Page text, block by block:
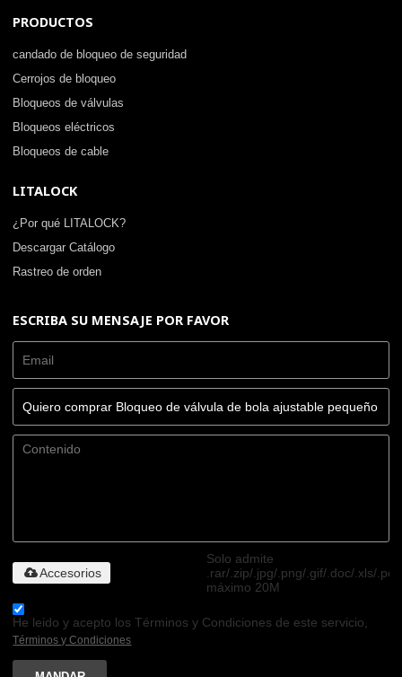
PRODUCTOS
candado de bloqueo de seguridad
Cerrojos de bloqueo
Bloqueos de válvulas
Bloqueos eléctricos
Bloqueos de cable
LITALOCK
¿Por qué LITALOCK?
Descargar Catálogo
Rastreo de orden
ESCRIBA SU MENSAJE POR FAVOR
Solo admite
.rar/.zip/.jpg/.png/.gif/.doc/.xls/.pdf,
máximo 20M
Accesorios
He leido y acepto los Términos y Condiciones de este servicio,
Términos y Condiciones